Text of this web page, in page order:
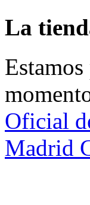
La
Oficial
Madrid